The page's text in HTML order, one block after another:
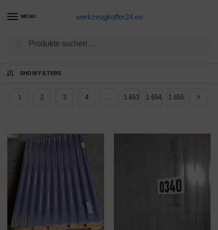
MENU werkzeugkoffer24.eu
SHOW FILTERS
angezeigt
1 2 3 4 … 1.653 1.654 1.655